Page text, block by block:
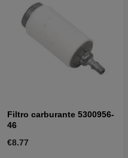
Filtro carburante 5300956-
46
€8.77